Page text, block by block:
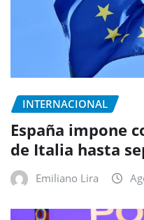
INTERNACIONAL
España impone
de Italia hasta
Emiliano Lira